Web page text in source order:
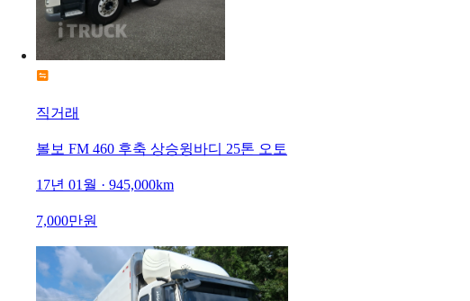
직거래
볼보 FM 460 후축 상승윙바디 25톤 오토
17년 01월 · 945,000km
7,000만원